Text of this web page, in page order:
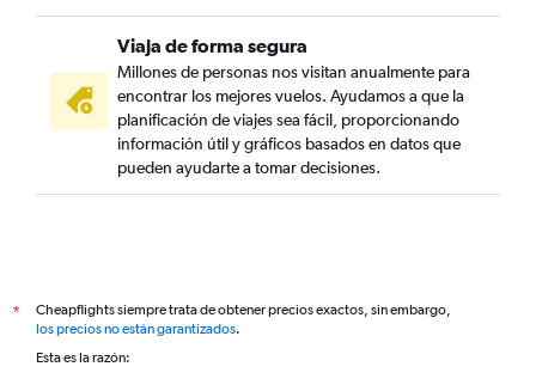
Viaja de forma segura
Millones de personas nos visitan anualmente para
encontrar los mejores vuelos. Ayudamos a que la
planificación de viajes sea fácil, proporcionando
información útil y gráficos basados en datos que
pueden ayudarte a tomar decisiones.
*
Cheapflights siempre trata de obtener precios exactos, sin embargo,
los precios no están garantizados.
Esta es la razón: